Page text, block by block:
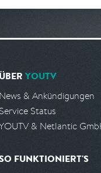
ÜBER YOUTV
News & Ankündigungen
Service Status
& Netlantic
FUNKTIONIERT'S